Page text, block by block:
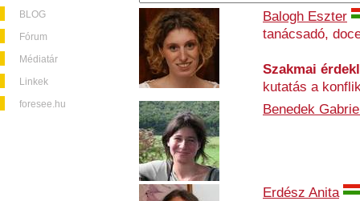
BLOG
Fórum
Médiatár
Linkek
foresee.hu
Balogh Eszter
tanácsadó,
Szakmai
kutatás a
Benedek
Erdész Anita